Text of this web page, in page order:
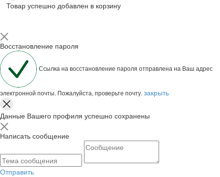
Товар успешно добавлен в корзину
Восстановление пароля
Ссылка на восстановление пароля отправлена на Ваш адрес
электронной почты. Пожалуйста, проверьте почту. закрыть
Данные Вашего профиля успешно сохранены
Написать сообщение
Отправить